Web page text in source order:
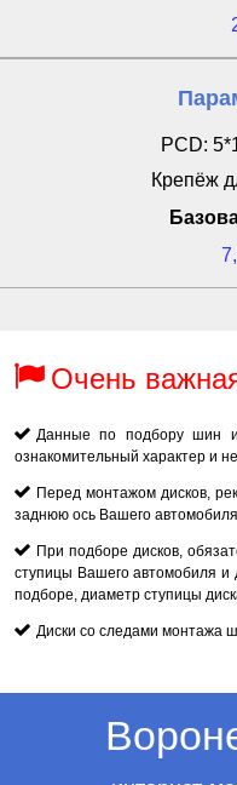
PCD:
Крепёж
Очень
Данные по подбору шин
ознакомительный характер и
Перед монтажом дисков,
заднюю ось Вашего
При подборе дисков,
ступицы Вашего автомобиля и
подборе, диаметр ступицы
Диски со следами монтажа